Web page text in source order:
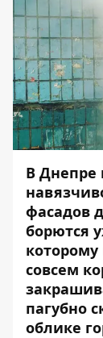
В Днепре
фасадов
борются
совсем
пагубно
облике